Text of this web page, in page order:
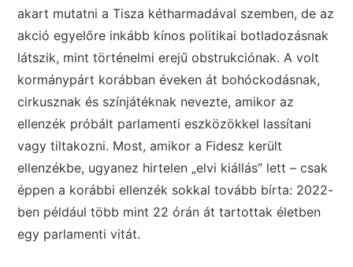
akart mutatni a Tisza kétharmadával szemben, de az
akció egyelőre inkább kínos politikai botladozásnak
látszik, mint történelmi erejű obstrukciónak. A volt
kormánypárt korábban éveken át bohóckodásnak,
cirkusznak és színjátéknak nevezte, amikor az
ellenzék próbált parlamenti eszközökkel lassítani
vagy tiltakozni. Most, amikor a Fidesz került
ellenzékbe, ugyanez hirtelen „elvi kiállás” lett – csak
éppen a korábbi ellenzék sokkal tovább bírta: 2022-
ben például több mint 22 órán át tartottak életben
egy parlamenti vitát.